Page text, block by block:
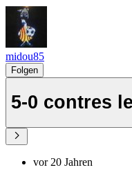
midou85
Folgen
5-0 contres
vor 20 Jahren